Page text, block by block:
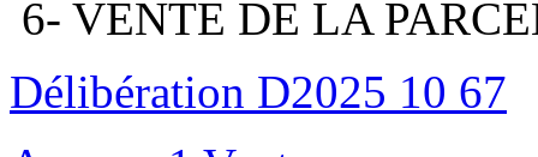
6- VENTE DE LA
Délibération D2025 10 67